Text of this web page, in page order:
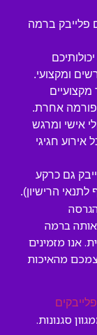
פלייבק ברמה
ומקצועי.
מקצועיים
אחרת.
אישי ומרגש
אירוע חגיגי
גם כרקע
הרישיון).
ברמה
אנו מזמינים
מהאיכות
סגנונות.